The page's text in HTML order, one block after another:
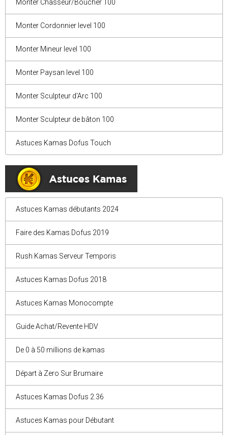
Monter Chasseur/Boucher 100
Monter Cordonnier level 100
Monter Mineur level 100
Monter Paysan level 100
Monter Sculpteur d'Arc 100
Monter Sculpteur de bâton 100
Astuces Kamas Dofus Touch
Astuces Kamas débutants 2024
Faire des Kamas Dofus 2019
Rush Kamas Serveur Temporis
Astuces Kamas Dofus 2018
Astuces Kamas Monocompte
Guide Achat/Revente HDV
De 0 à 50 millions de kamas
Départ à Zero Sur Brumaire
Astuces Kamas Dofus 2.36
Astuces Kamas pour Débutant